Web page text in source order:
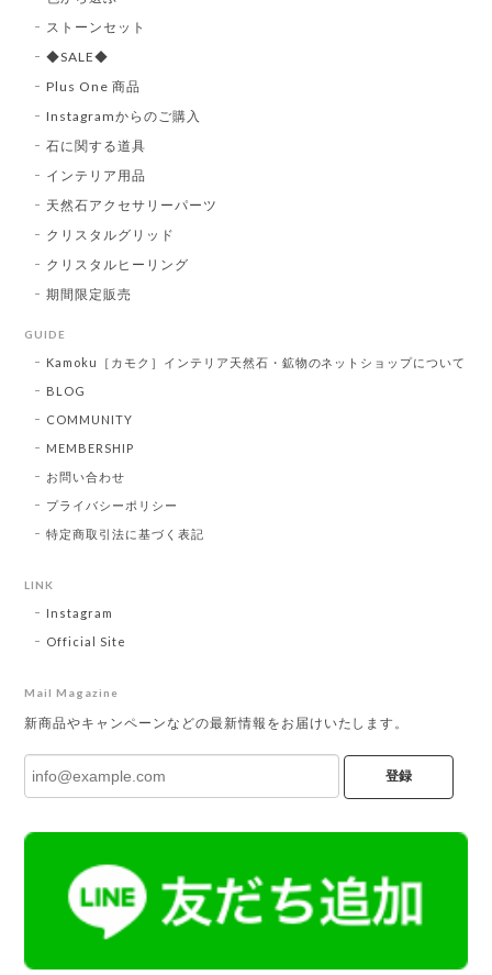
ストーンセット
◆SALE◆
Plus One 商品
Instagramからのご購入
石に関する道具
インテリア用品
天然石アクセサリーパーツ
クリスタルグリッド
クリスタルヒーリング
期間限定販売
GUIDE
Kamoku［カモク］インテリア天然石・鉱物のネットショップについて
BLOG
COMMUNITY
MEMBERSHIP
お問い合わせ
プライバシーポリシー
特定商取引法に基づく表記
LINK
Instagram
Official Site
Mail Magazine
新商品やキャンペーンなどの最新情報をお届けいたします。
登録